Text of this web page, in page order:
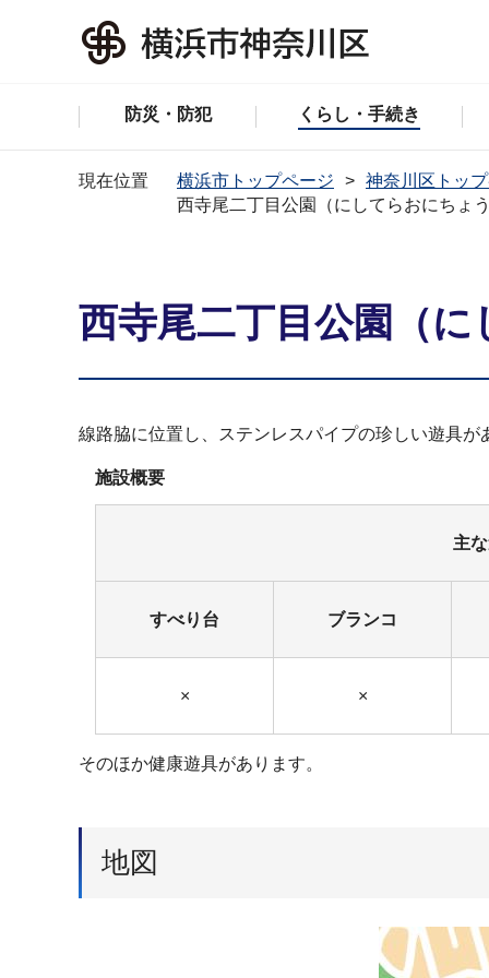
防災・防犯 くらし・手続き
現在位置 横浜市トップページ
神奈川区トッ
西寺尾二丁目公園（にしてらおにちょ
西寺尾二丁目公園（
線路脇に位置し、ステンレスパイプの珍しい遊具が
施設概要
主
すべり台 ブランコ
× ×
そのほか健康遊具があります。
地図